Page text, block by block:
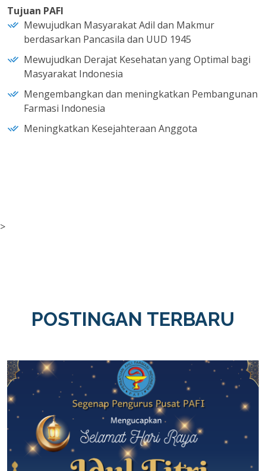
Tujuan PAFI
Mewujudkan Masyarakat Adil dan Makmur
berdasarkan Pancasila dan UUD 1945
Mewujudkan Derajat Kesehatan yang Optimal bagi
Masyarakat Indonesia
Mengembangkan dan meningkatkan Pembangunan
Farmasi Indonesia
Meningkatkan Kesejahteraan Anggota
>
POSTINGAN TERBARU